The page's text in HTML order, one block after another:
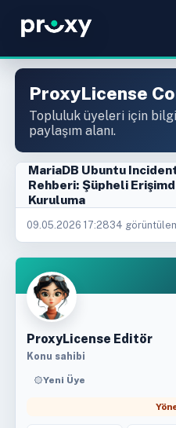
ProxyLicense
Topluluk üyeleri için
paylaşım alanı.
MariaDB Ubuntu
Rehberi: Şüpheli
Kuruluma
09.05.2026 17:2834
ProxyLicense Editör
Konu sahibi
Yeni Üye